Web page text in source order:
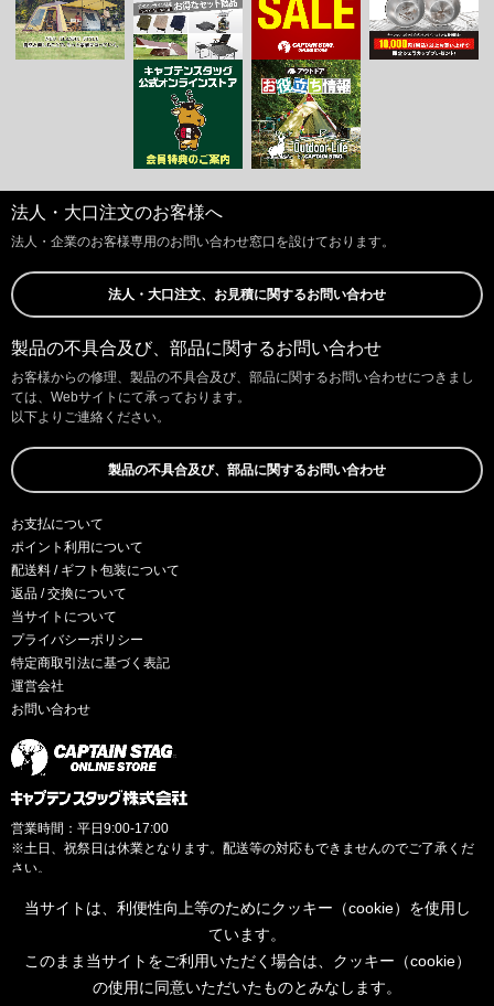
法人・大口注文のお客様へ
法人・企業のお客様専用のお問い合わせ窓口を設けております。
法人・大口注文、お見積に関するお問い合わせ
製品の不具合及び、部品に関するお問い合わせ
お客様からの修理、製品の不具合及び、部品に関するお問い合わせにつきまし
ては、Webサイトにて承っております。
以下よりご連絡ください。
製品の不具合及び、部品に関するお問い合わせ
お支払について
ポイント利用について
配送料 / ギフト包装について
返品 / 交換について
当サイトについて
プライバシーポリシー
特定商取引法に基づく表記
運営会社
お問い合わせ
営業時間：平日9:00-17:00
※土日、祝祭日は休業となります。配送等の対応もできませんのでご了承くだ
さい。
当サイトは、利便性向上等のためにクッキー（cookie）を使用し
ています。
このまま当サイトをご利用いただく場合は、クッキー（cookie）
の使用に同意いただいたものとみなします。